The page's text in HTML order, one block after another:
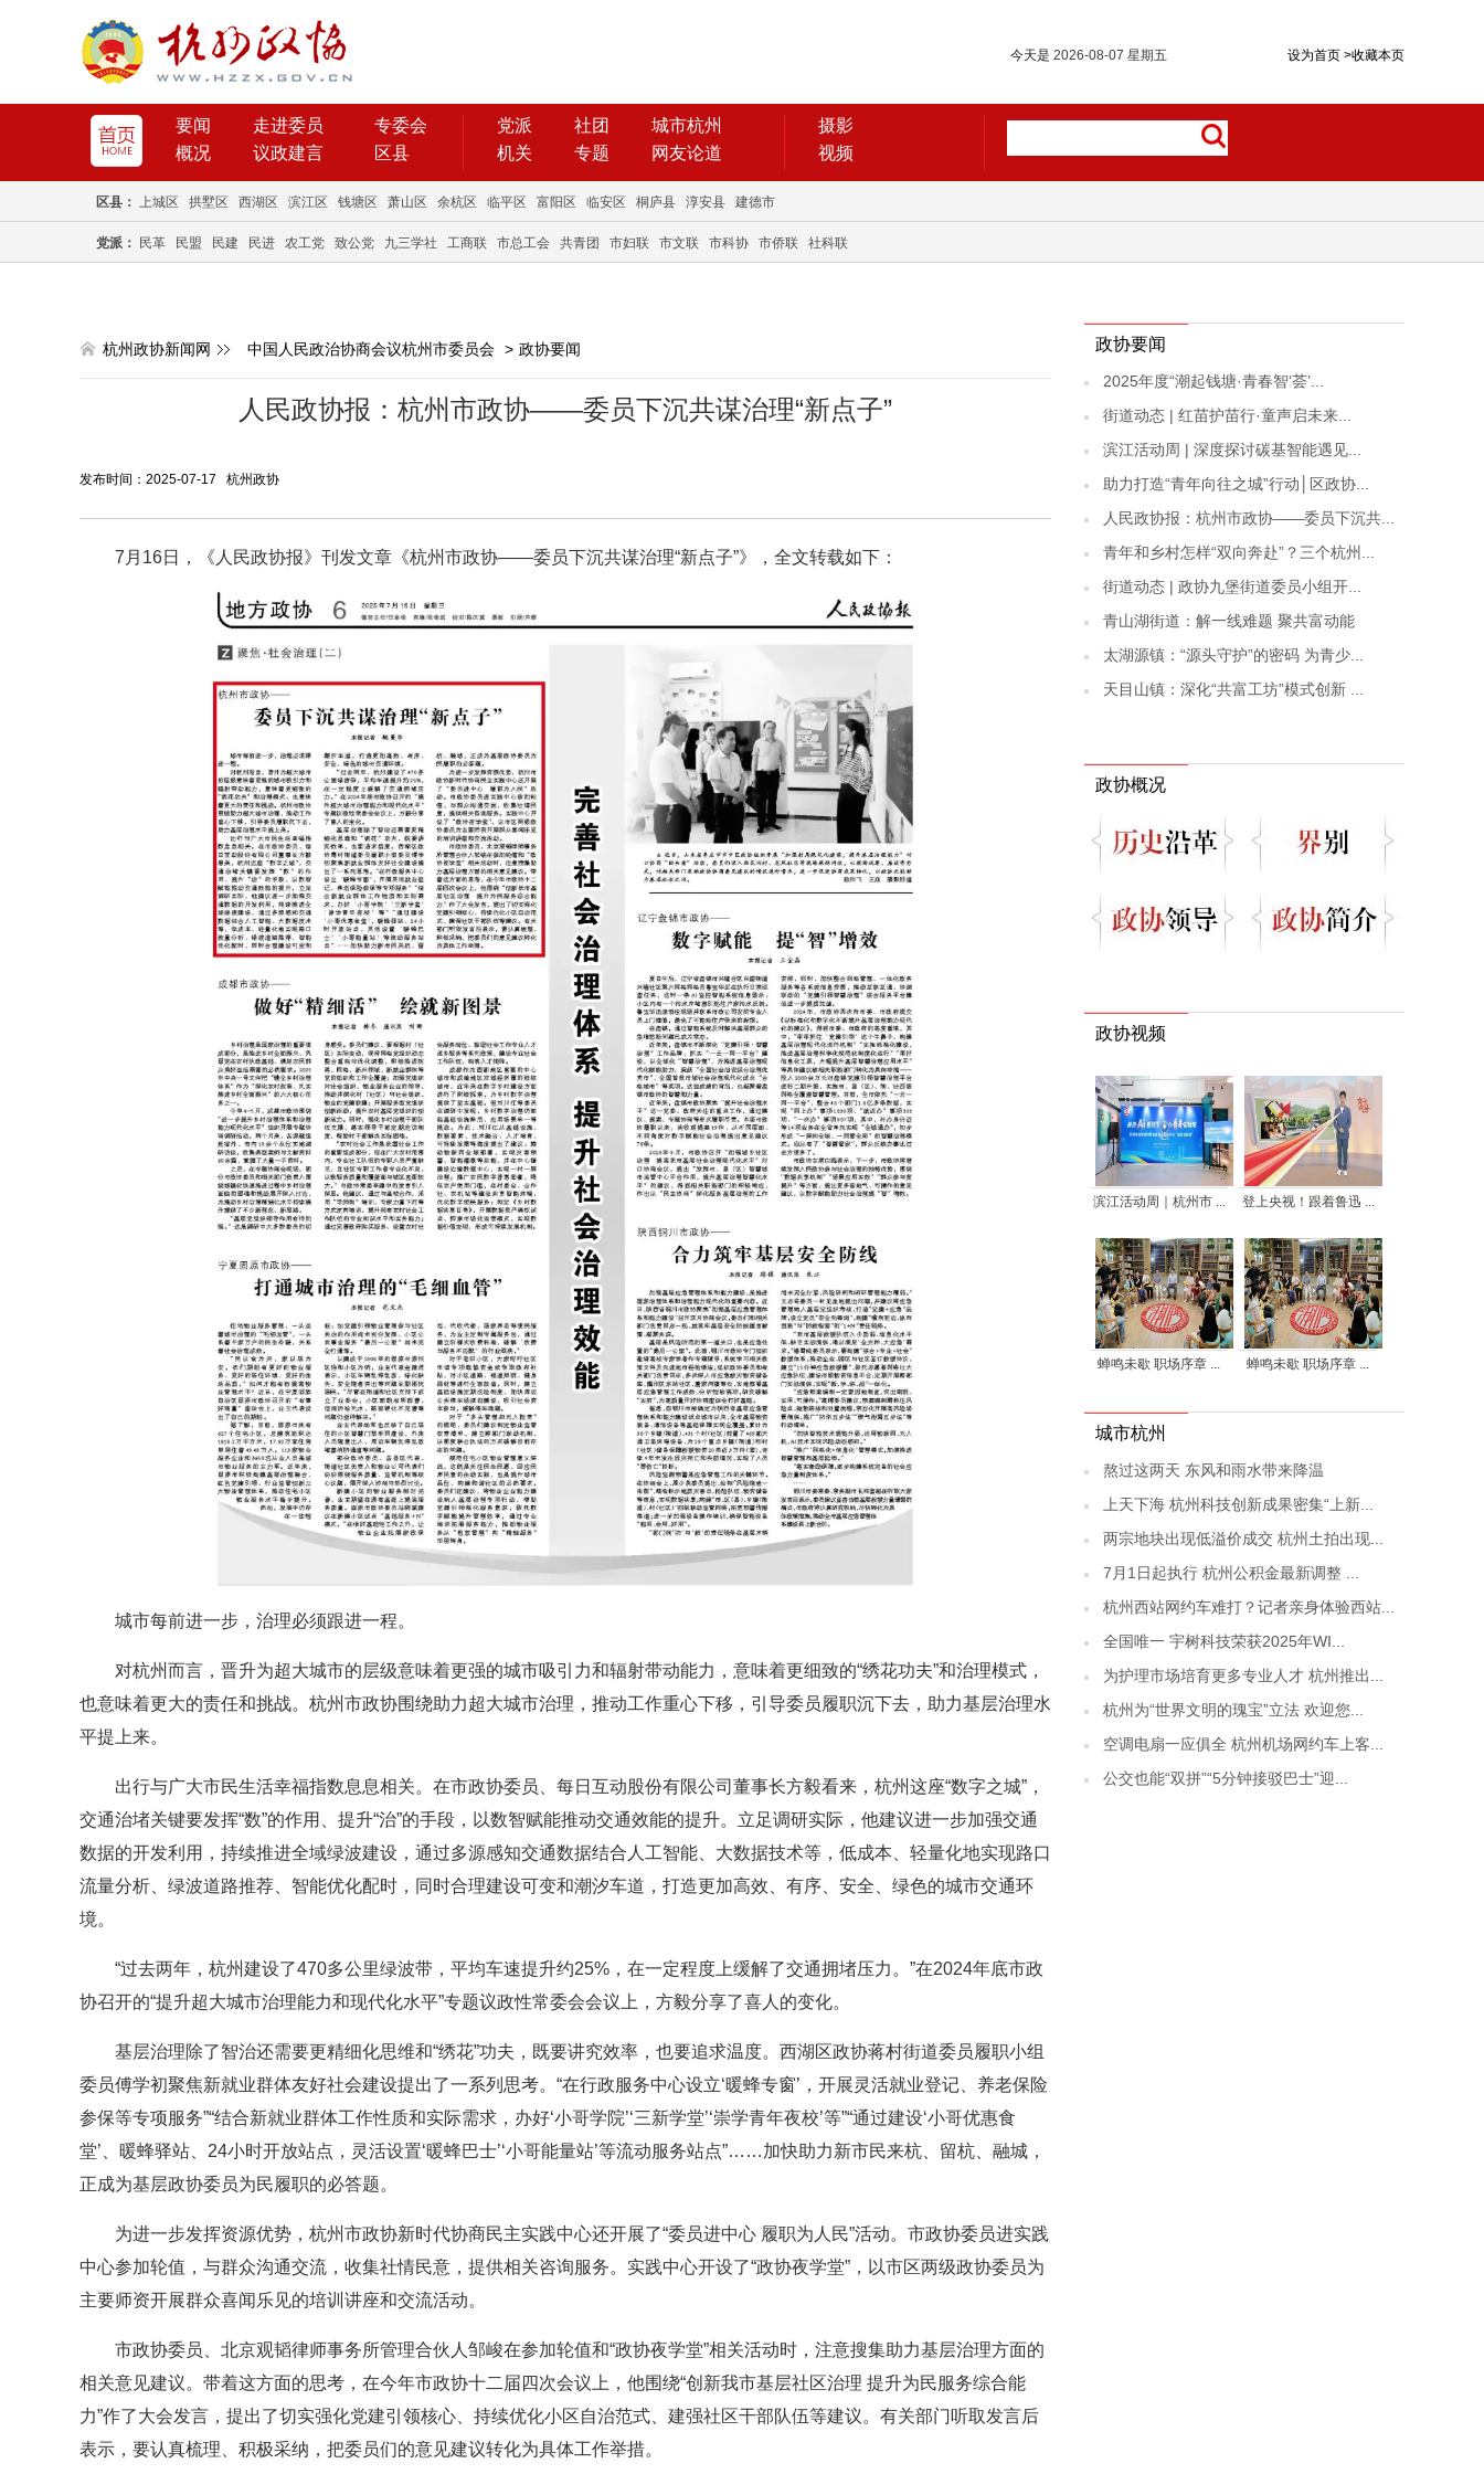
设为首页 >收藏本页
今天是 2026-08-07 星期五
要闻 走进委员
专委会
概况
议政建言 区县
党派 社团
城市杭州
机关
专题 网友论道
摄影
视频
区县： 上城区 拱墅区 西湖区 滨江区 钱塘区 萧山区 余杭区 临平区 富阳区 临安区 桐庐县 淳安县 建德市
党派： 民革 民盟 民建 民进 农工党 致公党 九三学社 工商联 市总工会 共青团 市妇联 市文联 市科协 市侨联 社科联
杭州政协新闻网 中国人民政治协商会议杭州市委员会 > 政协要闻
人民政协报：杭州市政协——委员下沉共谋治理“新点子”
发布时间：2025-07-17 杭州政协
7月16日，《人民政协报》刊发文章《杭州市政协——委员下沉共谋治理“新点子”》，全文转载如下：
城市每前进一步，治理必须跟进一程。
对杭州而言，晋升为超大城市的层级意味着更强的城市吸引力和辐射带动能力，意味着更细致的“绣花功夫”和治理模式，
也意味着更大的责任和挑战。杭州市政协围绕助力超大城市治理，推动工作重心下移，引导委员履职沉下去，助力基层治理水
平提上来。
出行与广大市民生活幸福指数息息相关。在市政协委员、每日互动股份有限公司董事长方毅看来，杭州这座“数字之城”，
交通治堵关键要发挥“数”的作用、提升“治”的手段，以数智赋能推动交通效能的提升。立足调研实际，他建议进一步加强交通
数据的开发利用，持续推进全域绿波建设，通过多源感知交通数据结合人工智能、大数据技术等，低成本、轻量化地实现路口
流量分析、绿波道路推荐、智能优化配时，同时合理建设可变和潮汐车道，打造更加高效、有序、安全、绿色的城市交通环
境。
“过去两年，杭州建设了470多公里绿波带，平均车速提升约25%，在一定程度上缓解了交通拥堵压力。”在2024年底市政
协召开的“提升超大城市治理能力和现代化水平”专题议政性常委会会议上，方毅分享了喜人的变化。
基层治理除了智治还需要更精细化思维和“绣花”功夫，既要讲究效率，也要追求温度。西湖区政协蒋村街道委员履职小组
委员傅学初聚焦新就业群体友好社会建设提出了一系列思考。“在行政服务中心设立‘暖蜂专窗’，开展灵活就业登记、养老保险
参保等专项服务”“结合新就业群体工作性质和实际需求，办好‘小哥学院’‘三新学堂’‘崇学青年夜校’等”“通过建设‘小哥优惠食
堂’、暖蜂驿站、24小时开放站点，灵活设置‘暖蜂巴士’‘小哥能量站’等流动服务站点”……加快助力新市民来杭、留杭、融城，
正成为基层政协委员为民履职的必答题。
为进一步发挥资源优势，杭州市政协新时代协商民主实践中心还开展了“委员进中心 履职为人民”活动。市政协委员进实践
中心参加轮值，与群众沟通交流，收集社情民意，提供相关咨询服务。实践中心开设了“政协夜学堂”，以市区两级政协委员为
主要师资开展群众喜闻乐见的培训讲座和交流活动。
市政协委员、北京观韬律师事务所管理合伙人邹峻在参加轮值和“政协夜学堂”相关活动时，注意搜集助力基层治理方面的
相关意见建议。带着这方面的思考，在今年市政协十二届四次会议上，他围绕“创新我市基层社区治理 提升为民服务综合能
力”作了大会发言，提出了切实强化党建引领核心、持续优化小区自治范式、建强社区干部队伍等建议。有关部门听取发言后
表示，要认真梳理、积极采纳，把委员们的意见建议转化为具体工作举措。
政协要闻
2025年度“潮起钱塘·青春智‘荟’...
街道动态 | 红苗护苗行·童声启未来...
滨江活动周 | 深度探讨碳基智能遇见...
助力打造“青年向往之城”行动│区政协...
人民政协报：杭州市政协——委员下沉共...
青年和乡村怎样“双向奔赴”？三个杭州...
街道动态 | 政协九堡街道委员小组开...
青山湖街道：解一线难题 聚共富动能
太湖源镇：“源头守护”的密码 为青少...
天目山镇：深化“共富工坊”模式创新 ...
政协概况
政协视频
滨江活动周｜杭州市 ... 登上央视！跟着鲁迅 ...
蝉鸣未歇 职场序章 ... 蝉鸣未歇 职场序章 ...
城市杭州
熬过这两天 东风和雨水带来降温
上天下海 杭州科技创新成果密集“上新...
两宗地块出现低溢价成交 杭州土拍出现...
7月1日起执行 杭州公积金最新调整 ...
杭州西站网约车难打？记者亲身体验西站...
全国唯一 宇树科技荣获2025年WI...
为护理市场培育更多专业人才 杭州推出...
杭州为“世界文明的瑰宝”立法 欢迎您...
空调电扇一应俱全 杭州机场网约车上客...
公交也能“双拼”“5分钟接驳巴士”迎...